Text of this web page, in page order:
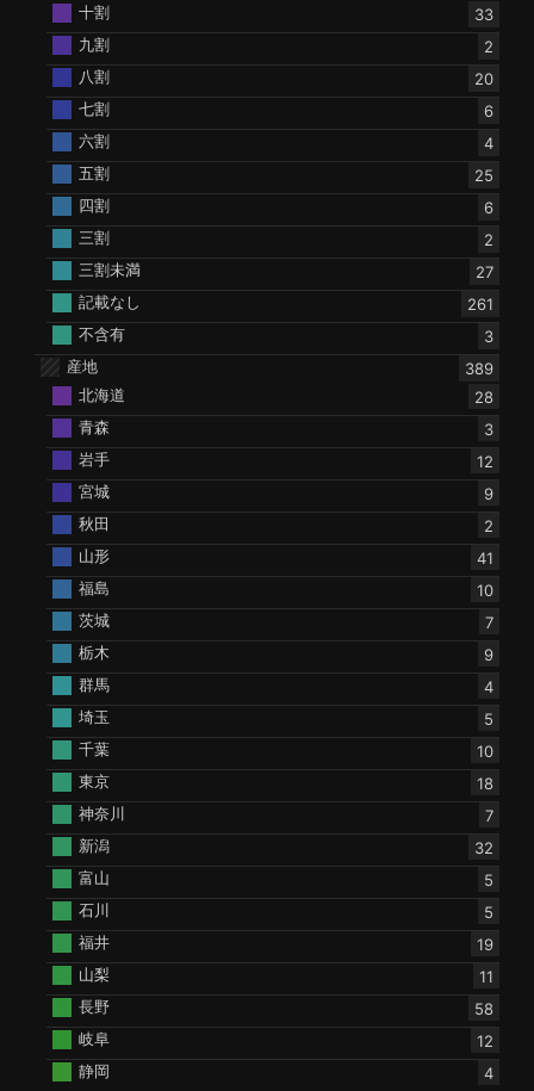
十割
33
九割
2
八割
20
七割
6
六割
4
五割
25
四割
6
三割
2
三割未満
27
記載なし
261
不含有
3
産地
389
北海道
28
青森
3
岩手
12
宮城
9
秋田
2
山形
41
福島
10
茨城
7
栃木
9
群馬
4
埼玉
5
千葉
10
東京
18
神奈川
7
新潟
32
富山
5
石川
5
福井
19
山梨
11
長野
58
岐阜
12
静岡
4